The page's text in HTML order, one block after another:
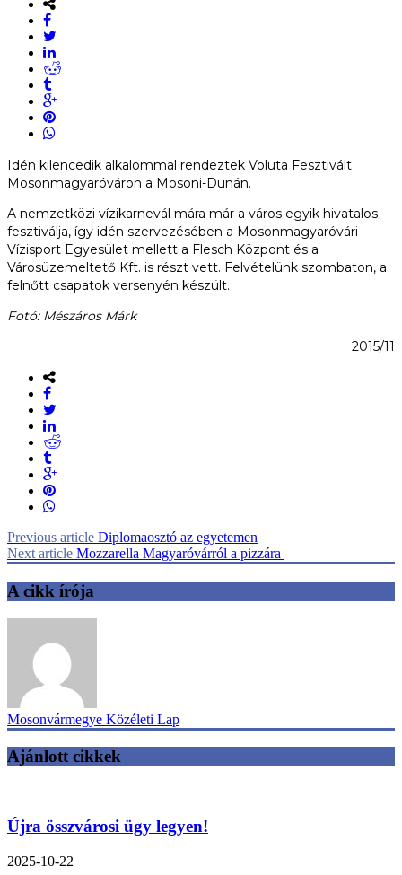
Idén kilencedik alkalommal rendeztek Voluta Fesztivált
Mosonmagyaróváron a Mosoni-Dunán.
A nemzetközi vízikarnevál mára már a város egyik hivatalos
fesztiválja, így idén szervezésében a Mosonmagyaróvári
Vízisport Egyesület mellett a Flesch Központ és a
Városüzemeltető Kft. is részt vett. Felvételünk szombaton, a
felnőtt csapatok versenyén készült.
Fotó: Mészáros Márk
2015/11
Previous article Diplomaosztó az egyetemen
Next article Mozzarella Magyaróvárról a pizzára
A cikk írója
Mosonvármegye Közéleti Lap
Ajánlott cikkek
Újra összvárosi ügy legyen!
2025-10-22